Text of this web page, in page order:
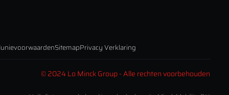
SitemapPrivacy Verklaring
© 2024 Lo Minck Group - Alle rechten voorbehouden